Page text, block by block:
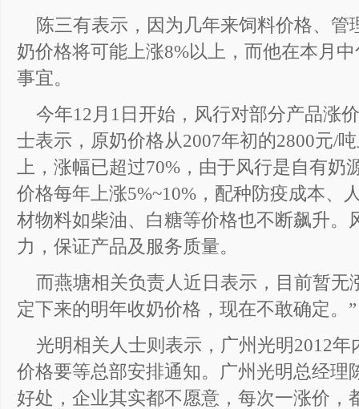
陈三有表示，因为几年来饲料价格、
奶价格将可能上涨8%以上，而他在本月
事宜。
今年12月1日开始，风行对部分产品涨
士表示，原奶价格从2007年初的2800元/
上，涨幅已超过70%，由于风行是自有奶
价格每年上涨5%~10%，配种防疫成本、
材物料如柴油、白糖等价格也不断飙升。
力，保证产品及服务质量。
而燕塘相关负责人近日表示，目前暂无
定下来的明年收奶价格，现在不敢确定。”
光明相关人士则表示，广州光明2012
价格要等总部安排通知。广州光明总经理
好处，企业其实都不愿意，每次一涨价，